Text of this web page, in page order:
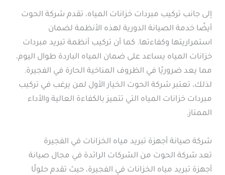
إلى جانب تركيب مبردات خزانات المياه، تقدم شركة الحوت
أيضًا خدمة الصيانة الدورية لهذه الأنظمة لضمان
استمراريتها وكفاءتها. كما أن تركيب أنظمة تبريد مبردات
خزانات المياه يساعد على ضمان المياه الباردة طوال اليوم،
مما يعد ضروريًا في الظروف المناخية الحارة في الفجيرة.
لذلك، تعتبر شركة الحوت الخيار الأول لمن يرغب في تركيب
مبردات خزانات المياه التي تتميز بالكفاءة العالية والأداء
الممتاز.
شركة صيانة أجهزة تبريد مياه الخزانات في الفجيرة
تعد شركة الحوت من الشركات الرائدة في مجال صيانة
أجهزة تبريد مياه الخزانات في الفجيرة، حيث تقدم حلولًا